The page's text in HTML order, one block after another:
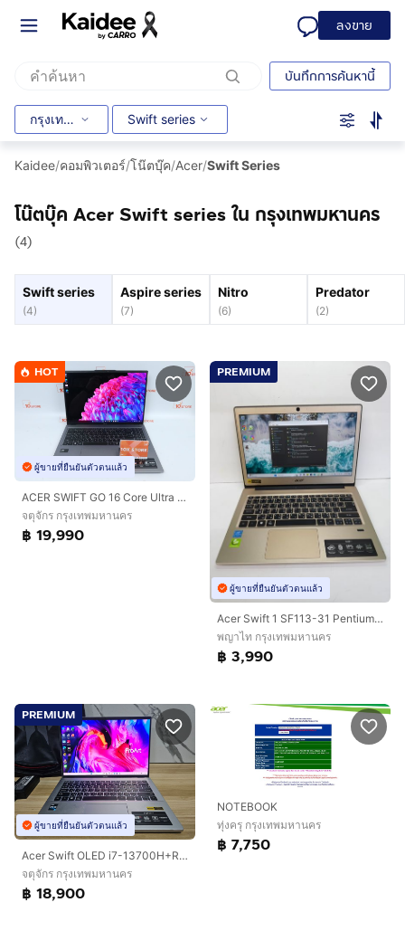
ลงขาย
บันทึกการค้นหานี้
กรุงเทพมหานคร Swift series
Kaidee/คอมพิวเตอร์/โน๊ตบุ๊ค/Acer/Swift Series
โน๊ตบุ๊ค Acer Swift series ใน กรุงเทพมหานคร
(4)
Swift series
(4)
Aspire series
(7)
Nitro
(6)
Predator
(2)
HOT
ผู้ขายที่ยืนยันตัวตนแล้ว
ACER SWIFT GO 16 Core Ultra 5 125H RAM32.1TB
จตุจักร กรุงเทพมหานคร
฿ 19,990
PREMIUM
ผู้ขายที่ยืนยันตัวตนแล้ว
Acer Swift 1 SF113-31 Pentium N4200 RAM 4GB SSD 128GB จอ 13.3” Full HD IPS
พญาไท กรุงเทพมหานคร
฿ 3,990
PREMIUM
ผู้ขายที่ยืนยันตัวตนแล้ว
Acer Swift OLED i7-13700H+Ram16DDR5+ IRIS XE GRAPHICS+14 Oled 2.8K เครื่องสวย พร้อมใช้งาน
จตุจักร กรุงเทพมหานคร
฿ 18,900
NOTEBOOK
ทุ่งครุ กรุงเทพมหานคร
฿ 7,750